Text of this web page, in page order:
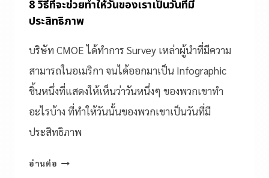
8 วิธีที่จะช่วยทำให้วันของเราเป็นวันที่มี
ประสิทธิภาพ
บริษัท CMOE ได้ทำการ Survey เหล่าผู้นำที่มีความ
สามารถในอเมริกา จนได้ออกมาเป็น Infographic
ชิ้นหนึ่งที่แสดงให้เห็นว่าวันหนึ่งๆ ของพวกเขาทำ
อะไรบ้าง ที่ทำให้วันนั้นของพวกเขาเป็นวันที่มี
ประสิทธิภาพ
อ่านต่อ